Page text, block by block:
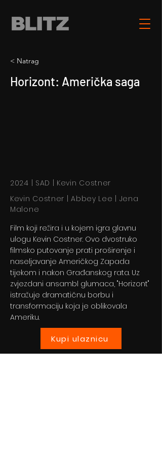
< Natrag
Horizont: Američka saga
2024 | SAD | Kevin Costner
Kevin Costner | Abbey Lee | Jena
Malone
Film koji režira i u kojem igra glavnu
ulogu Kevin Costner. Ovo dvostruko
filmsko putovanje prati proširenje i
naseljavanje Američkog Zapada
tijekom i nakon Građanskog rata. Uz
zvjezdani ansambl glumaca, "Horizont"
istražuje dramatičnu borbu i
transformaciju koja je oblikovala
Ameriku.
Kupi ulaznicu